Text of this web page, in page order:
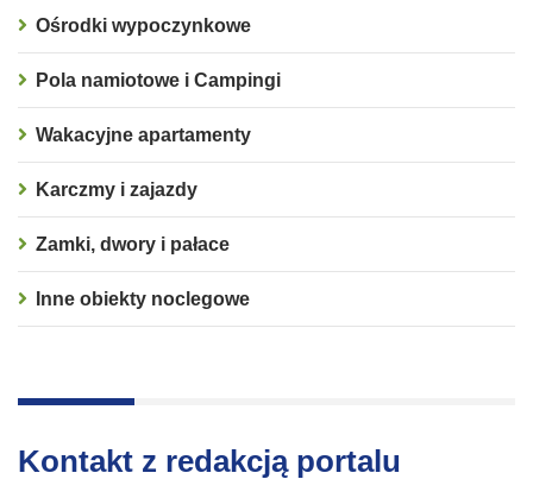
Ośrodki wypoczynkowe
Pola namiotowe i Campingi
Wakacyjne apartamenty
Karczmy i zajazdy
Zamki, dwory i pałace
Inne obiekty noclegowe
Kontakt z redakcją portalu